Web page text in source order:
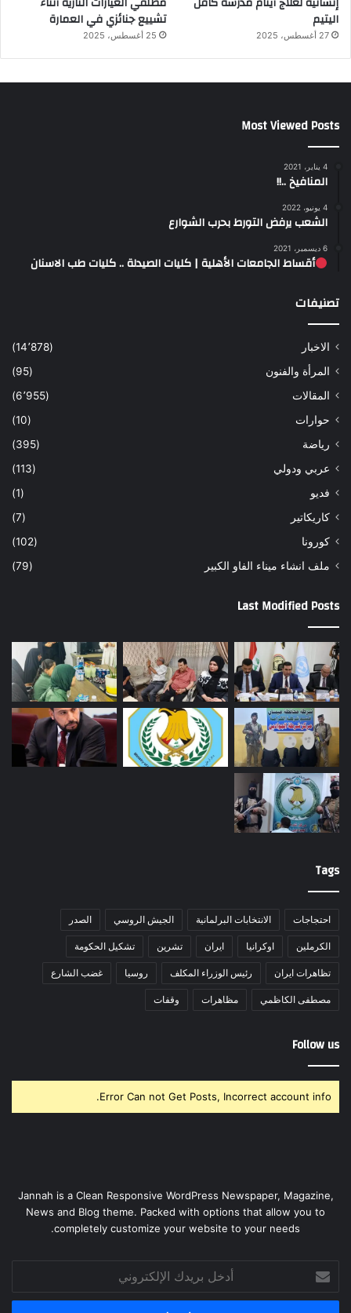
اليتيم
27 أغسطس، 2025
تشييع جنائزي في العمارة
25 أغسطس، 2025
Most Viewed Posts
4 يناير، 2021
المنافيخ ..!!
4 يونيو، 2022
الشعب يرفض التورط بحرب الشوارع
6 ديسمبر، 2021
أقساط الجامعات الأهلية | كليات الصيدلة .. كليات طب الاسنان
تصنيفات
الاخبار
(14٬878)
المرأة والفنون
(95)
المقالات
(6٬955)
حوارات
(10)
رياضة
(395)
عربي ودولي
(113)
فديو
(1)
كاريكاتير
(7)
كورونا
(102)
ملف انشاء ميناء الفاو الكبير
(79)
Last Modified Posts
Tags
احتجاجات الانتخابات البرلمانية الجيش الروسي الصدر
الكرملين اوكرانيا ايران تشرين تشكيل الحكومة
تظاهرات ايران رئيس الوزراء المكلف روسيا غضب الشارع
مصطفى الكاظمي مظاهرات وقفات
Follow us
Error Can not Get Posts, Incorrect account info.
Jannah is a Clean Responsive WordPress Newspaper, Magazine,
News and Blog theme. Packed with options that allow you to
completely customize your website to your needs.
بريدك
الإلكتروني